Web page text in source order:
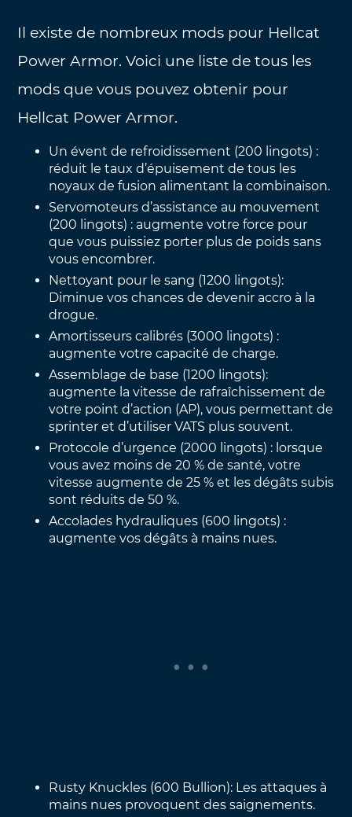
Il existe de nombreux mods pour Hellcat
Power Armor. Voici une liste de tous les
mods que vous pouvez obtenir pour
Hellcat Power Armor.
Un évent de refroidissement (200 lingots) :
réduit le taux d’épuisement de tous les
noyaux de fusion alimentant la combinaison.
Servomoteurs d’assistance au mouvement
(200 lingots) : augmente votre force pour
que vous puissiez porter plus de poids sans
vous encombrer.
Nettoyant pour le sang (1200 lingots):
Diminue vos chances de devenir accro à la
drogue.
Amortisseurs calibrés (3000 lingots) :
augmente votre capacité de charge.
Assemblage de base (1200 lingots):
augmente la vitesse de rafraîchissement de
votre point d’action (AP), vous permettant de
sprinter et d’utiliser VATS plus souvent.
Protocole d’urgence (2000 lingots) : lorsque
vous avez moins de 20 % de santé, votre
vitesse augmente de 25 % et les dégâts subis
sont réduits de 50 %.
Accolades hydrauliques (600 lingots) :
augmente vos dégâts à mains nues.
Rusty Knuckles (600 Bullion): Les attaques à
mains nues provoquent des saignements.